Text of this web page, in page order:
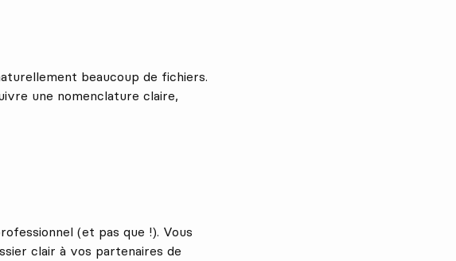
beaucoup de fichiers.
une nomenclature claire,
(et pas que !). Vous
clair à vos partenaires de